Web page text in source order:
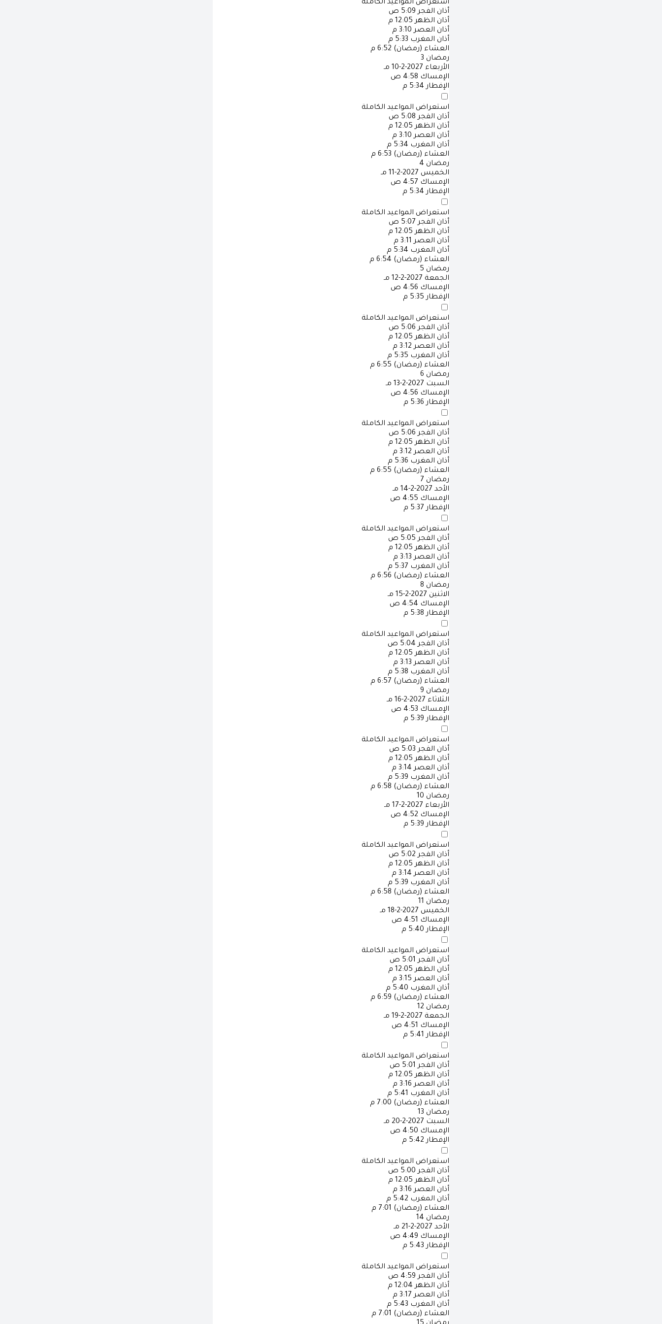
استعراض المواعيد الكاملة
أذان الفجر 5:09 ص
أذان الظهر 12:05 م
أذان العصر 3:10 م
أذان المغرب 5:33 م
العشاء (رمضان) 6:52 م
رمضان 3
الأربعاء 2027-2-10 مـ
الإمساك 4:58 ص
الإفطار 5:34 م
استعراض المواعيد الكاملة
أذان الفجر 5:08 ص
أذان الظهر 12:05 م
أذان العصر 3:10 م
أذان المغرب 5:34 م
العشاء (رمضان) 6:53 م
رمضان 4
الخميس 2027-2-11 مـ
الإمساك 4:57 ص
الإفطار 5:34 م
استعراض المواعيد الكاملة
أذان الفجر 5:07 ص
أذان الظهر 12:05 م
أذان العصر 3:11 م
أذان المغرب 5:34 م
العشاء (رمضان) 6:54 م
رمضان 5
الجمعة 2027-2-12 مـ
الإمساك 4:56 ص
الإفطار 5:35 م
استعراض المواعيد الكاملة
أذان الفجر 5:06 ص
أذان الظهر 12:05 م
أذان العصر 3:12 م
أذان المغرب 5:35 م
العشاء (رمضان) 6:55 م
رمضان 6
السبت 2027-2-13 مـ
الإمساك 4:56 ص
الإفطار 5:36 م
استعراض المواعيد الكاملة
أذان الفجر 5:06 ص
أذان الظهر 12:05 م
أذان العصر 3:12 م
أذان المغرب 5:36 م
العشاء (رمضان) 6:55 م
رمضان 7
الأحد 2027-2-14 مـ
الإمساك 4:55 ص
الإفطار 5:37 م
استعراض المواعيد الكاملة
أذان الفجر 5:05 ص
أذان الظهر 12:05 م
أذان العصر 3:13 م
أذان المغرب 5:37 م
العشاء (رمضان) 6:56 م
رمضان 8
الاثنين 2027-2-15 مـ
الإمساك 4:54 ص
الإفطار 5:38 م
استعراض المواعيد الكاملة
أذان الفجر 5:04 ص
أذان الظهر 12:05 م
أذان العصر 3:13 م
أذان المغرب 5:38 م
العشاء (رمضان) 6:57 م
رمضان 9
الثلاثاء 2027-2-16 مـ
الإمساك 4:53 ص
الإفطار 5:39 م
استعراض المواعيد الكاملة
أذان الفجر 5:03 ص
أذان الظهر 12:05 م
أذان العصر 3:14 م
أذان المغرب 5:39 م
العشاء (رمضان) 6:58 م
رمضان 10
الأربعاء 2027-2-17 مـ
الإمساك 4:52 ص
الإفطار 5:39 م
استعراض المواعيد الكاملة
أذان الفجر 5:02 ص
أذان الظهر 12:05 م
أذان العصر 3:14 م
أذان المغرب 5:39 م
العشاء (رمضان) 6:58 م
رمضان 11
الخميس 2027-2-18 مـ
الإمساك 4:51 ص
الإفطار 5:40 م
استعراض المواعيد الكاملة
أذان الفجر 5:01 ص
أذان الظهر 12:05 م
أذان العصر 3:15 م
أذان المغرب 5:40 م
العشاء (رمضان) 6:59 م
رمضان 12
الجمعة 2027-2-19 مـ
الإمساك 4:51 ص
الإفطار 5:41 م
استعراض المواعيد الكاملة
أذان الفجر 5:01 ص
أذان الظهر 12:05 م
أذان العصر 3:16 م
أذان المغرب 5:41 م
العشاء (رمضان) 7:00 م
رمضان 13
السبت 2027-2-20 مـ
الإمساك 4:50 ص
الإفطار 5:42 م
استعراض المواعيد الكاملة
أذان الفجر 5:00 ص
أذان الظهر 12:05 م
أذان العصر 3:16 م
أذان المغرب 5:42 م
العشاء (رمضان) 7:01 م
رمضان 14
الأحد 2027-2-21 مـ
الإمساك 4:49 ص
الإفطار 5:43 م
استعراض المواعيد الكاملة
أذان الفجر 4:59 ص
أذان الظهر 12:04 م
أذان العصر 3:17 م
أذان المغرب 5:43 م
العشاء (رمضان) 7:01 م